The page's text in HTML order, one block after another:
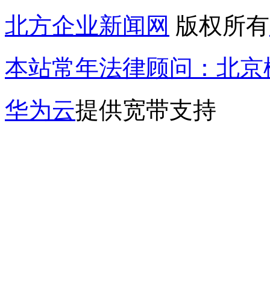
北方企业新闻网 版权所有
本站常年法律顾问：北
华为云提供宽带支持